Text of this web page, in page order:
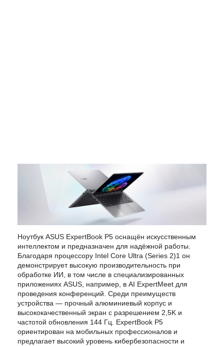
Ноутбук ASUS ExpertBook P5 оснащён искусственным
интеллектом и предназначен для надёжной работы.
Благодаря процессору Intel Core Ultra (Series 2)1 он
демонстрирует высокую производительность при
обработке ИИ, в том числе в специализированных
приложениях ASUS, например, в AI ExpertMeet для
проведения конференций. Среди преимуществ
устройства — прочный алюминиевый корпус и
высококачественный экран с разрешением 2,5K и
частотой обновления 144 Гц. ExpertBook P5
ориентирован на мобильных профессионалов и
предлагает высокий уровень кибербезопасности и